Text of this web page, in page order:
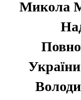
Микола